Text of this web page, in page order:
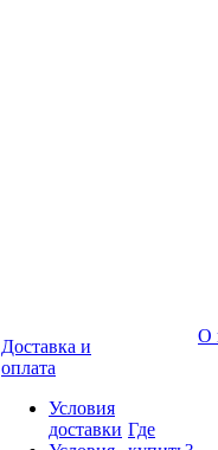
Доставка и
оплата
Условия
доставки Где
О